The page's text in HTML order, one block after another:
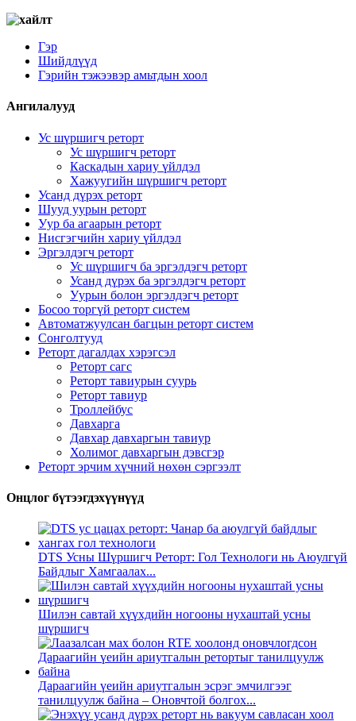
Гэр
Шийдлүүд
Гэрийн тэжээвэр амьтдын хоол
Ангилалууд
Ус шүршигч реторт
Ус шүршигч реторт
Каскадын хариу үйлдэл
Хажуугийн шүршигч реторт
Усанд дүрэх реторт
Шууд уурын реторт
Уур ба агаарын реторт
Нисгэгчийн хариу үйлдэл
Эргэлдэгч реторт
Ус шүршигч ба эргэлдэгч реторт
Усанд дүрэх ба эргэлдэгч реторт
Уурын болон эргэлдэгч реторт
Босоо торгүй реторт систем
Автоматжуулсан багцын реторт систем
Сонголтууд
Реторт дагалдах хэрэгсэл
Реторт сагс
Реторт тавиурын суурь
Реторт тавиур
Троллейбус
Давхарга
Давхар давхаргын тавиур
Холимог давхаргын дэвсгэр
Реторт эрчим хүчний нөхөн сэргээлт
Онцлог бүтээгдэхүүнүүд
DTS Усны Шүршигч Реторт: Гол Технологи нь Аюулгүй
Байдлыг Хамгаалах...
Шилэн савтай хүүхдийн ногооны нухаштай усны
шүршигч
Дараагийн үеийн ариутгалын эсрэг эмчилгээг
танилцуулж байна – Оновчтой болгох...